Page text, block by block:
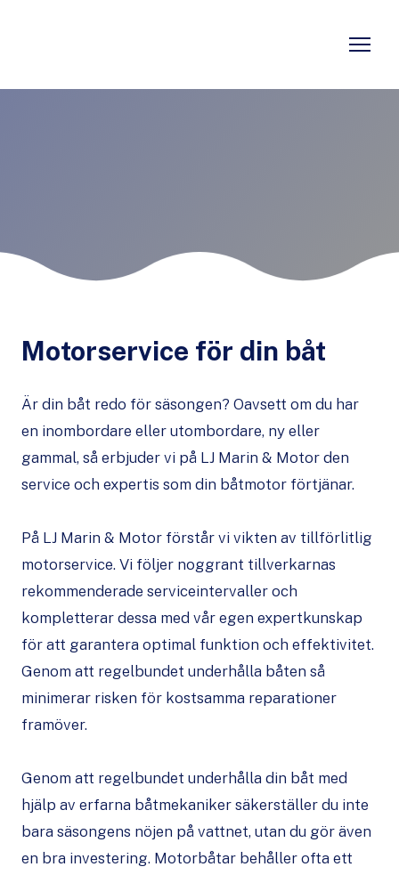
Motorservice för din båt
Är din båt redo för säsongen? Oavsett om du har
en inombordare eller utombordare, ny eller
gammal, så erbjuder vi på LJ Marin & Motor den
service och expertis som din båtmotor förtjänar.
På LJ Marin & Motor förstår vi vikten av tillförlitlig
motorservice. Vi följer noggrant tillverkarnas
rekommenderade serviceintervaller och
kompletterar dessa med vår egen expertkunskap
för att garantera optimal funktion och effektivitet.
Genom att regelbundet underhålla båten så
minimerar risken för kostsamma reparationer
framöver.
Genom att regelbundet underhålla din båt med
hjälp av erfarna båtmekaniker säkerställer du inte
bara säsongens nöjen på vattnet, utan du gör även
en bra investering. Motorbåtar behåller ofta ett